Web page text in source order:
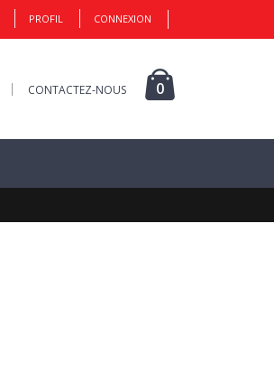
PROFIL CONNEXION
CONTACTEZ-NOUS 0